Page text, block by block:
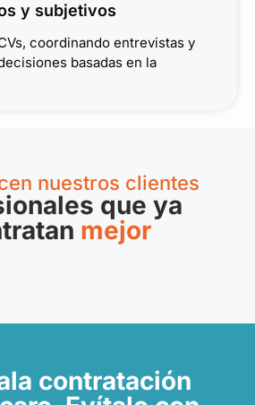
y subjetivos
coordinando entrevistas y
basadas en la
nuestros clientes
que ya
mejor
contratación